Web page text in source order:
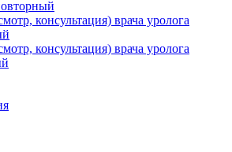
консультация) врача уролога
консультация) врача уролога